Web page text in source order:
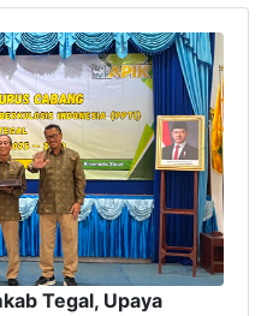
Tegal, Upaya